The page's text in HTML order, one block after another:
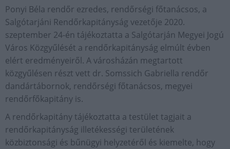
Ponyi Béla rendőr ezredes, rendőrségi főtanácsos, a
Salgótarjáni Rendőrkapitányság vezetője 2020.
szeptember 24-én tájékoztatta a Salgótarján Megyei Jogú
Város Közgyűlését a rendőrkapitányság elmúlt évben
elért eredményeiről. A városházán megtartott
közgyűlésen részt vett dr. Somssich Gabriella rendőr
dandártábornok, rendőrségi főtanácsos, megyei
rendőrfőkapitány is.
A rendőrkapitány tájékoztatta a testület tagjait a
rendőrkapitányság illetékességi területének
közbiztonsági és bűnügyi helyzetéről és kiemelte, hogy